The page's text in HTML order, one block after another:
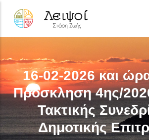
16-02-2026 και
Πρόσκληση 4ης/
Τακτικής
Δημοτικής